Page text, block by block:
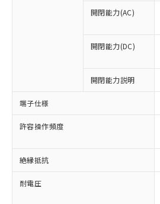
開閉能力(AC)
開閉能力(DC)
開閉能力説明
端子仕様
許容操作頻度
絶縁抵抗
耐電圧
以下の条件をお読みいただ
本サービスは、当社
商品の当社在庫状況
(税抜)を提供させてい
当社制御機器事業取
ことをご了承ください
在庫状況および標準価
記載している更新日
タに基づき作成され
覧された時点での実
準価格とは異なる場
対応予定なし：EU RoHS指
非含有に非対応の商品で、
調査・確認中：EU RoHS指
非含有の対応状況を調査中
非該当品：ライセンス料な
害物質有無と関係のない商
仕入先様の事情により、非
いたものが、含有品と判明
むを得ず変更することがあ
*EU RoHS指令（10物質）：
鉛(Pb) 1000ppm以下、 水銀(Hg)
六価クロム(Cr(Ⅵ)) 1000ppm以下、
類(PBB) 1000ppm以下、ポリ臭化
「○」：最大均質材料含有
基準値以下であることを示
「×」：最大均質材料含有
基準値を超えていることを
「－」：未確認です。当社
*中国RoHS10物質の基準値 (GB/
Pb(鉛) :1000ppm、 Hg(水銀) :
Cr(Ⅵ)(六価クロム) : 1000ppm、
当社は、これら貴社
為替および外国貿易
または国外への提供
国政府の輸出許可(また
可)を取得するなどの